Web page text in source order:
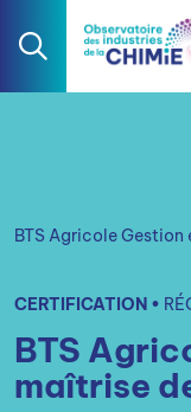
BTS Agricole Gestion
CERTIFICATION •
BTS
maîtrise